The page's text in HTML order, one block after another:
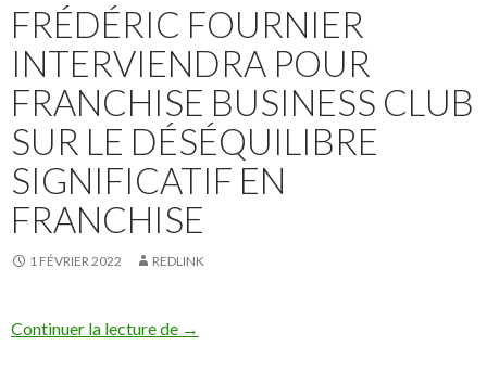
FRÉDÉRIC FOURNIER
INTERVIENDRA POUR
FRANCHISE BUSINESS CLUB
SUR LE DÉSÉQUILIBRE
SIGNIFICATIF EN
FRANCHISE
1 FÉVRIER 2022 REDLINK
Continuer la lecture de Frédéric Fournier interviendra pour
→